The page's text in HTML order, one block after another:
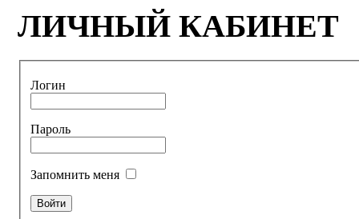
ЛИЧНЫЙ КАБИНЕТ
Логин
Пароль
Запомнить меня